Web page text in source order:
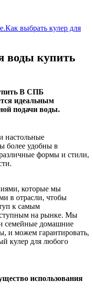
Как выбрать кулер для
воды купить
идеальным
подачи воды.
настольные
более удобны в
формы и стили,
которые мы
в отрасли, чтобы
к самым
на рынке. Мы
семейные домашние
и можем гарантировать,
кулер для любого
использования